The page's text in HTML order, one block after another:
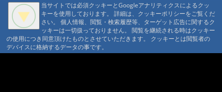
#827:渋谷富ヶ谷でネマガリダケ
@ '25 6/22 14:18
#826: 使用電力量最少
記録達成!
@ '25 6/20 20:13
#825:停電 地域1580戸 @ '25 5/7 13:28
当サイトでは必須クッキーとGoogleアナリティクスによるクッ
キーを使用しております。 詳細は、クッキーポリシーをご覧くだ
さい。 個人情報、閲覧・検索履歴等、ターゲット広告に関するク
ッキーは一切扱っておりません。 閲覧を継続される時はクッキー
の使用につき同意頂けたものとさせていただきます。 クッキーとは閲覧者の
デバイスに格納するデータの事です。